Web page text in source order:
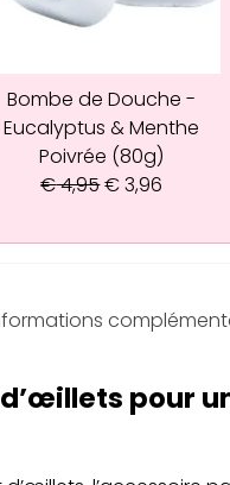
Bombe de Douche -
Eucalyptus & Menthe
Poivrée (80g)
€4,95€3,96
pour